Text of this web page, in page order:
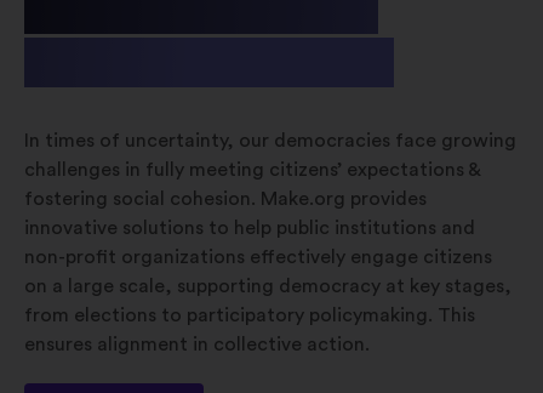
In times of uncertainty, our democracies face growing
challenges in fully meeting citizens’ expectations &
fostering social cohesion. Make.org provides
innovative solutions to help public institutions and
non-profit organizations effectively engage citizens
on a large scale, supporting democracy at key stages,
from elections to participatory policymaking. This
ensures alignment in collective action.